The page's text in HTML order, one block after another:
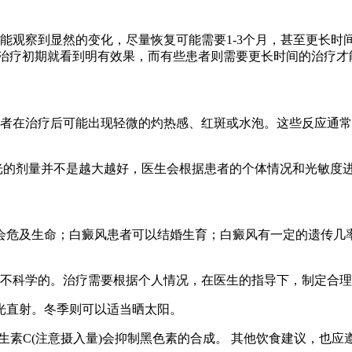
观察到显然的变化，尽量恢复可能需要1-3个月，甚至更长
初期就看到明有效果，而有些患者则需要更长时间的治疗
在治疗后可能出现轻微的灼热感、红斑或水泡。这些反应通
剂量并不是越大越好，医生会根据患者的个体情况和光敏度
及生命；白癜风患者可以结婚生育；白癜风有一定的遗传
科学的。治疗需要根据个人情况，在医生的指导下，制定合
射。冬季则可以适当晒太阳。
C(注意摄入量)会抑制黑色素的合成。 其他饮食建议，也